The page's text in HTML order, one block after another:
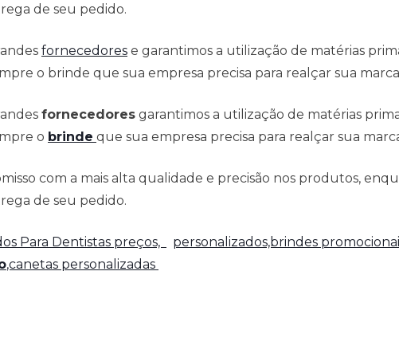
de seu pedido.
fornecedores e garantimos a utilização de matérias
o brinde que sua empresa precisa para realçar sua
fornecedores garantimos a utilização de matérias
o brinde que sua empresa precisa para realçar sua
com a mais alta qualidade e precisão nos produtos,
de seu pedido.
Para Dentistas preços, personalizados,brindes
,canetas personalizadas